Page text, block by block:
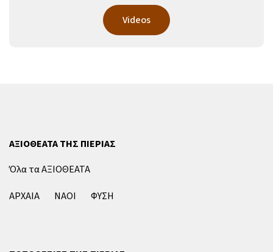
Videos
ΑΞΙΟΘΕΑΤΑ ΤΗΣ ΠΙΕΡΙΑΣ
Όλα τα ΑΞΙΟΘΕΑΤΑ
ΑΡΧΑΙΑ
ΝΑΟΙ ΦΥΣΗ